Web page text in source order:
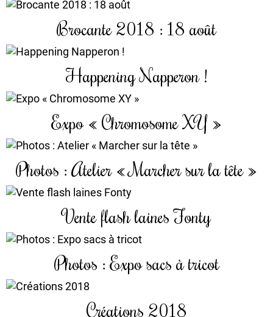
Brocante 2018 : 18 août
Happening Napperon !
Expo « Chromosome XY »
Photos : Atelier « Marcher sur la tête »
Vente flash laines Fonty
Photos : Expo sacs à tricot
Créations 2018